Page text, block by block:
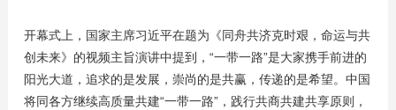
开幕式上，国家主席习近平在题为《同舟共济克时艰，命运与共
创未来》的视频主旨演讲中提到，“一带一路”是大家携手前进的
阳光大道，追求的是发展，崇尚的是共赢，传递的是希望。中国
将同各方继续高质量共建“一带一路”，践行共商共建共享原则，